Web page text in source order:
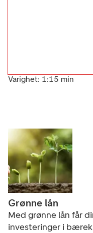
Varighet: 1:15 min
Grønne lån
Med grønne lån får
investeringer i